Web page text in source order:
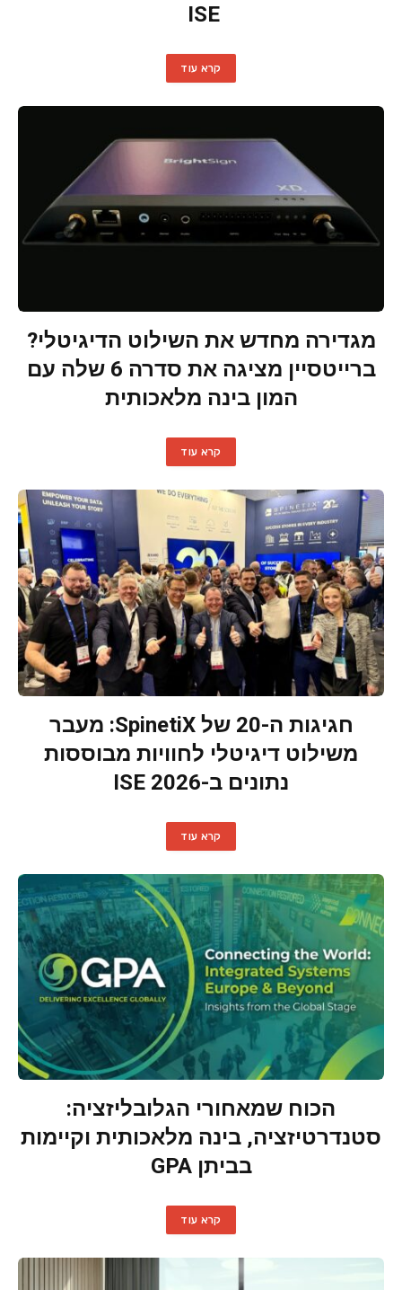
ISE
קרא עוד
מגדירה מחדש את השילוט הדיגיטלי?
ברייטסיין מציגה את סדרה 6 שלה עם
המון בינה מלאכותית
קרא עוד
חגיגות ה-20 של SpinetiX: מעבר
משילוט דיגיטלי לחוויות מבוססות
נתונים ב-ISE 2026
קרא עוד
הכוח שמאחורי הגלובליזציה:
סטנדרטיזציה, בינה מלאכותית וקיימות
בביתן GPA
קרא עוד